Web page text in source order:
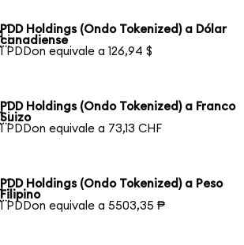
PDD Holdings (Ondo Tokenized) a Dólar
canadiense
1 PDDon equivale a 126,94 $
PDD Holdings (Ondo Tokenized) a Franco
Suizo
1 PDDon equivale a 73,13 CHF
PDD Holdings (Ondo Tokenized) a Peso
Filipino
1 PDDon equivale a 5503,35 ₱